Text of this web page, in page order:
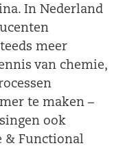
In Nederland
meer
van chemie,
te maken –
ook
& Functional